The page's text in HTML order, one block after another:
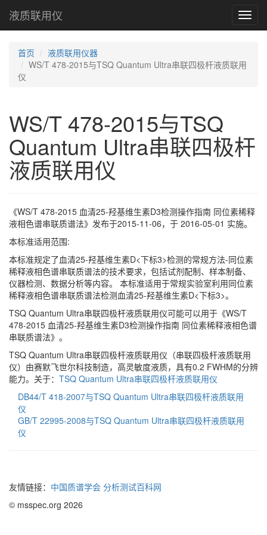
液质联用仪
首页
液质联用仪器
WS/T 478-2015与TSQ Quantum Ultra串联四极杆液质联用
仪
WS/T 478-2015与TSQ
Quantum Ultra串联四极杆
液质联用仪
《WS/T 478-2015 血清25-羟基维生素D3检测操作指南 同位素稀释
液相色谱串联质谱法》发布于2015-11-06，于 2016-05-01 实施。
本标准适用范围:
本标准规定了血清25-羟基维生素D<下标3>检测的常规方法-同位素
稀释液相色谱串联质谱法的技术要求，包括试剂配制、样本制备、
仪器检测、数据分析等内容。 本标准适用于常规实验室利用同位素
稀释液相色谱串联质谱法检测血清25-羟基维生素D<下标3>。
TSQ Quantum Ultra串联四极杆液质联用仪可能可以用于《WS/T
478-2015 血清25-羟基维生素D3检测操作指南 同位素稀释液相色谱
串联质谱法》。
TSQ Quantum Ultra串联四极杆液质联用仪（串联四极杆液质联用
仪）由赛默飞世尔科技制造，高灵敏度液质，具有0.2 FWHM的分辨
能力。关于： TSQ Quantum Ultra串联四极杆液质联用仪
DB44/T 418-2007与TSQ Quantum Ultra串联四极杆液质联用
仪
GB/T 22995-2008与TSQ Quantum Ultra串联四极杆液质联用
仪
友情链接： 中国质谱学会 分析测试百科网
© msspec.org 2026